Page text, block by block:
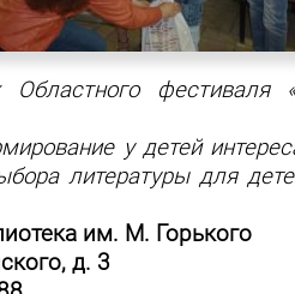
фестиваля
у детей
литературы для
им. М. Горького
д. 3